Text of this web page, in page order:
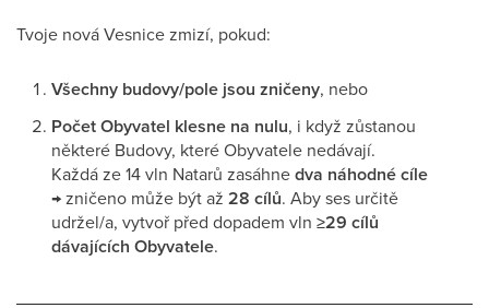
Tvoje nová Vesnice zmizí, pokud:
Všechny budovy/pole jsou zničeny, nebo
Počet Obyvatel klesne na nulu, i když zůstanou
některé Budovy, které Obyvatele nedávají.
Každá ze 14 vln Natarů zasáhnedva náhodné cíle
→ zničeno může být až 28 cílů. Aby ses určitě
udržel/a, vytvoř před dopadem vln ≥29 cílů
dávajících Obyvatele.